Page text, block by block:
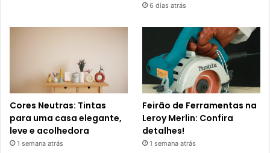
6 dias atrás
Cores Neutras: Tintas
para uma casa elegante,
leve e acolhedora
1 semana atrás
Feirão de Ferramentas na
Leroy Merlin: Confira
detalhes!
1 semana atrás